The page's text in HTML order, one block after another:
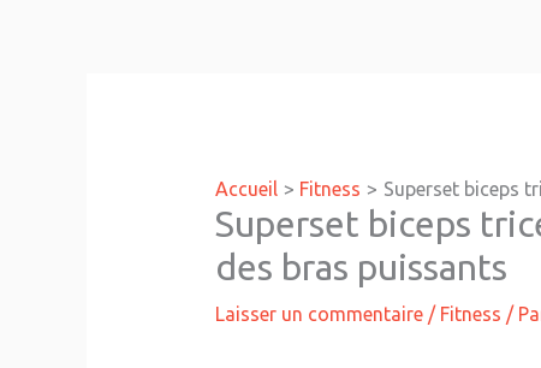
Accueil Fitness Superset biceps
Superset biceps
des bras puissants
Laisser un commentaire / Fitness /